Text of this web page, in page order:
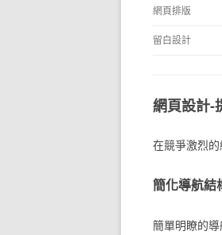
網頁排版
留白設計
網頁設計-
在競爭激烈
簡化導航結
簡單明瞭的